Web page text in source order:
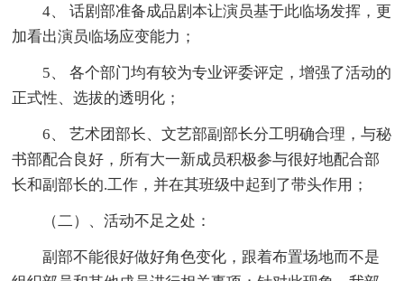
4、 话剧部准备成品剧本让演员基于此临场发挥，更
加看出演员临场应变能力；
5、 各个部门均有较为专业评委评定，增强了活动的
正式性、选拔的透明化；
6、 艺术团部长、文艺部副部长分工明确合理，与秘
书部配合良好，所有大一新成员积极参与很好地配合部
长和副部长的.工作，并在其班级中起到了带头作用；
（二）、活动不足之处：
副部不能很好做好角色变化，跟着布置场地而不是